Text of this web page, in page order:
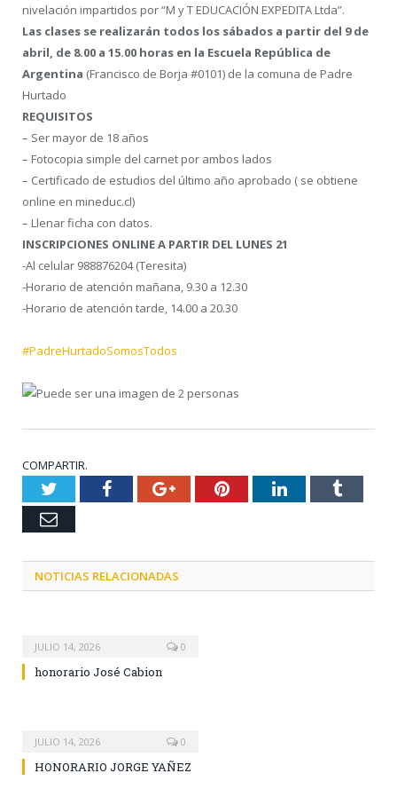
nivelación impartidos por “M y T EDUCACIÓN EXPEDITA Ltda”.
Las clases se realizarán todos los sábados a partir del 9 de
abril, de 8.00 a 15.00 horas en la Escuela República de
Argentina (Francisco de Borja #0101) de la comuna de Padre
Hurtado
REQUISITOS
– Ser mayor de 18 años
– Fotocopia simple del carnet por ambos lados
– Certificado de estudios del último año aprobado ( se obtiene
online en mineduc.cl)
– Llenar ficha con datos.
INSCRIPCIONES ONLINE A PARTIR DEL LUNES 21
-Al celular 988876204 (Teresita)
-Horario de atención mañana, 9.30 a 12.30
-Horario de atención tarde, 14.00 a 20.30
#PadreHurtadoSomosTodos
COMPARTIR.
TwitterFacebookGoogle+PinterestLinkedInTumblr
Email
NOTICIAS RELACIONADAS
JULIO 14, 2026 0
honorario José Cabion
JULIO 14, 2026 0
HONORARIO JORGE YAÑEZ